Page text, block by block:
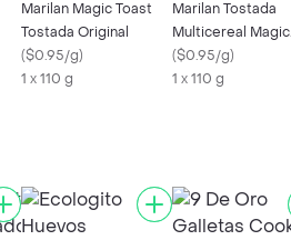
Marilan Magic Toast
Tostada Original
($0.95/g)
1 x 110 g
Marilan Tostada
Multicereal Magic
Toast
($0.95/g)
1 x 110 g